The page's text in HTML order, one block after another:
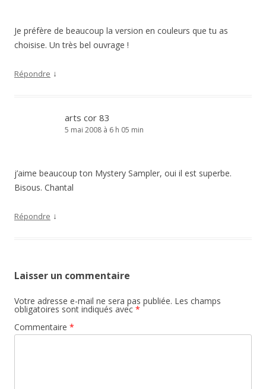
Je préfère de beaucoup la version en couleurs que tu as
choisise. Un très bel ouvrage !
Répondre ↓
arts cor 83
5 mai 2008 à 6 h 05 min
j’aime beaucoup ton Mystery Sampler, oui il est superbe.
Bisous. Chantal
Répondre ↓
Laisser un commentaire
Votre adresse e-mail ne sera pas publiée. Les champs
obligatoires sont indiqués avec *
Commentaire *